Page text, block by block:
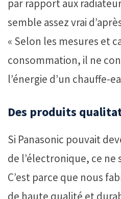
par rapport aux
semble assez vrai
« Selon les mesures et
consommation, il ne
l’énergie d’un chauffe-
Des produits
Si Panasonic pouvait
de l’électronique, ce ne
C’est parce que nous
de haute qualité et